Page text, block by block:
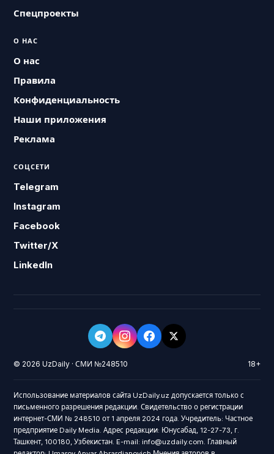
Спецпроекты
О НАС
О нас
Правила
Конфиденциальность
Наши приложения
Реклама
СОЦСЕТИ
Telegram
Instagram
Facebook
Twitter/X
LinkedIn
© 2026 UzDaily · СМИ №248510 18+
Использование материалов сайта UzDaily.uz допускается только с
письменного разрешения редакции. Свидетельство о регистрации
интернет-СМИ № 248510 от 1 апреля 2024 года. Учредитель: Частное
предприятие Daily Media. Адрес редакции: Юнусабад, 12-27-73, г.
Ташкент, 100180, Узбекистан. E-mail: info@uzdaily.com. Главный